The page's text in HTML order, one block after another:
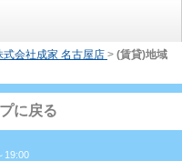
会社成家 名古屋店 > (賃貸)地域
に戻る
19:00